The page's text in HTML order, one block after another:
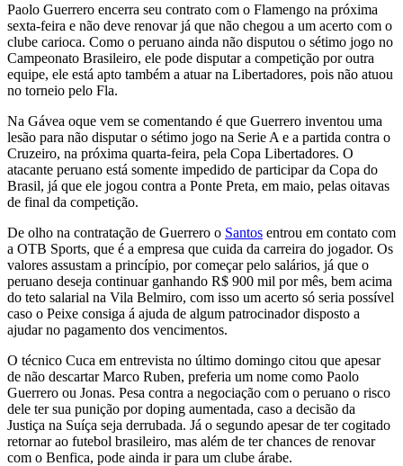
Paolo Guerrero encerra seu contrato com o Flamengo na próxima
sexta-feira e não deve renovar já que não chegou a um acerto com o
clube carioca. Como o peruano ainda não disputou o sétimo jogo no
Campeonato Brasileiro, ele pode disputar a competição por outra
equipe, ele está apto também a atuar na Libertadores, pois não atuou
no torneio pelo Fla.
Na Gávea oque vem se comentando é que Guerrero inventou uma
lesão para não disputar o sétimo jogo na Serie A e a partida contra o
Cruzeiro, na próxima quarta-feira, pela Copa Libertadores. O
atacante peruano está somente impedido de participar da Copa do
Brasil, já que ele jogou contra a Ponte Preta, em maio, pelas oitavas
de final da competição.
De olho na contratação de Guerrero o Santos entrou em contato com
a OTB Sports, que é a empresa que cuida da carreira do jogador. Os
valores assustam a princípio, por começar pelo salários, já que o
peruano deseja continuar ganhando R$ 900 mil por mês, bem acima
do teto salarial na Vila Belmiro, com isso um acerto só seria possível
caso o Peixe consiga á ajuda de algum patrocinador disposto a
ajudar no pagamento dos vencimentos.
O técnico Cuca em entrevista no último domingo citou que apesar
de não descartar Marco Ruben, preferia um nome como Paolo
Guerrero ou Jonas. Pesa contra a negociação com o peruano o risco
dele ter sua punição por doping aumentada, caso a decisão da
Justiça na Suíça seja derrubada. Já o segundo apesar de ter cogitado
retornar ao futebol brasileiro, mas além de ter chances de renovar
com o Benfica, pode ainda ir para um clube árabe.